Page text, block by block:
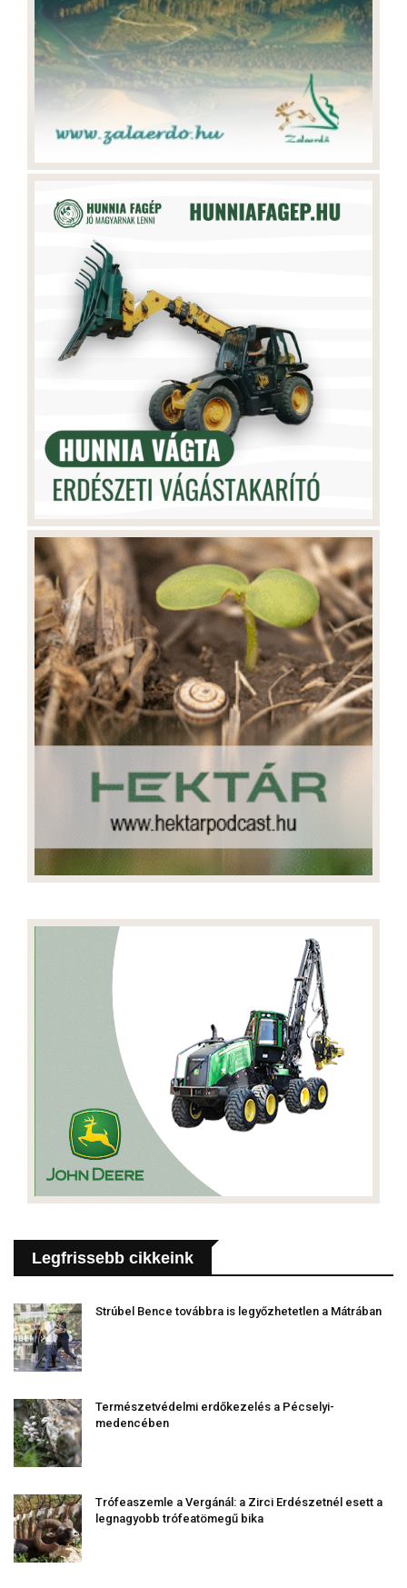
Legfrissebb cikkeink
Strúbel Bence továbbra is legyőzhetetlen a Mátrában
Természetvédelmi erdőkezelés a Pécselyi-
medencében
Trófeaszemle a Vergánál: a Zirci Erdészetnél esett a
legnagyobb trófeatömegű bika